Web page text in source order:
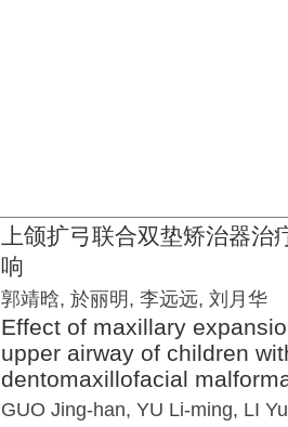
上颌扩弓联合双垫矫治器
响
郭靖晗, 於丽明, 李远远, 刘月华
Effect of maxillary
upper airway of children
dentomaxillofacial
GUO Jing-han, YU Li-ming, LI